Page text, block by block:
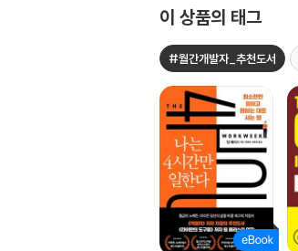
이 상품의 태그
#월간개발자_추천도서